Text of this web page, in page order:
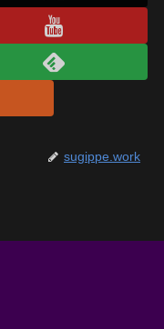
sugippe.work